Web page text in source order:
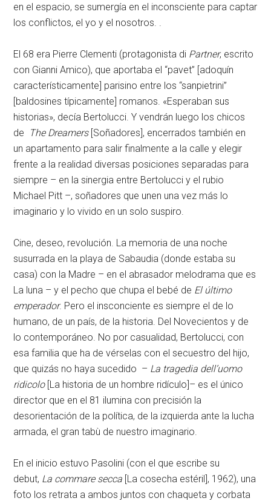
en el espacio, se sumergía en el inconsciente para captar
los conflictos, el yo y el nosotros. .
El 68 era Pierre Clementi (protagonista di Partner, escrito
con Gianni Amico), que aportaba el “pavet” [adoquín
característicamente] parisino entre los “sanpietrini”
[baldosines típicamente] romanos. «Esperaban sus
historias», decía Bertolucci. Y vendrán luego los chicos
de
The Dreamers[Soñadores], encerrados también en
un apartamento para salir finalmente a la calle y elegir
frente a la realidad diversas posiciones separadas para
siempre – en la sinergia entre Bertolucci y el rubio
Michael Pitt –, soñadores que unen una vez más lo
imaginario y lo vivido en un solo suspiro.
Cine, deseo, revolución. La memoria de una noche
susurrada en la playa de Sabaudia (donde estaba su
casa) con la Madre – en el abrasador melodrama que es
La luna – y el pecho que chupa el bebé de El último
emperador. Pero el insconciente es siempre el de lo
humano, de un país, de la historia. Del Novecientos y de
lo contemporáneo. No por casualidad, Bertolucci, con
esa familia que ha de vérselas con el secuestro del hijo,
que quizás no haya sucedido – La tragedia dell’uomo
ridicolo[La historia de un hombre ridículo]– es el único
director que en el 81 ilumina con precisión la
desorientación de la política, de la izquierda ante la lucha
armada, el gran tabù de nuestro imaginario.
En el inicio estuvo Pasolini (con el que escribe su
debut, La commare secca [La cosecha estéril], 1962), una
foto los retrata a ambos juntos con chaqueta y corbata